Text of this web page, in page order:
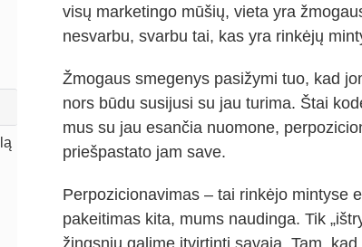
visų marketingo mūšių, vieta yra
nesvarbu, svarbu tai, kas yra rinkėjų
Žmogaus smegenys pasižymi tuo, kad
nors būdu susijusi su jau turima. Štai
mus su jau esančia nuomone,
priešpastato jam save.
Perpozicionavimas – tai rinkėjo mintyse
pakeitimas kita, mums naudinga. Tik
žingsniu galime įtvirtinti savąją. Tam,